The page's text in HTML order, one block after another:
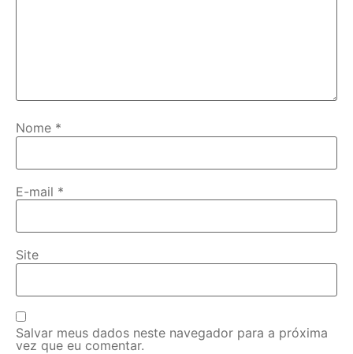
Nome *
E-mail *
Site
Salvar meus dados neste navegador para a próxima
vez que eu comentar.